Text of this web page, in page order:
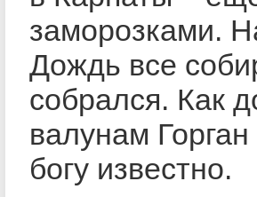
заморозками.
Дождь все
собрался. Как
валунам
богу известно.